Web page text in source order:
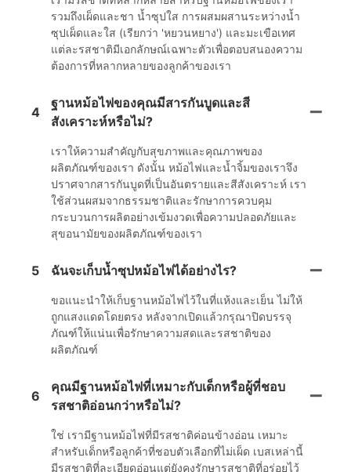
รวมถึงเผ็ดและชา น้ำซุปใส การผสมผสานระหว่างน้ำ
ซุปเผ็ดและใส (เรียกว่า 'หยวนหยาง') และมะเขือเทศ
แต่ละรสชาติมีเอกลักษณ์เฉพาะตัวเพื่อตอบสนองความ
ต้องการที่หลากหลายของลูกค้าของเรา
4
ฐานหม้อไฟของคุณมีสารกันบูดและสี
สังเคราะห์หรือไม่?
เราให้ความสำคัญกับสุขภาพและคุณภาพของ
ผลิตภัณฑ์ของเรา ดังนั้น หม้อไฟและน้ำจิ้มของเราจึง
ปราศจากสารกันบูดที่เป็นอันตรายและสีสังเคราะห์ เรา
ใช้ส่วนผสมจากธรรมชาติและรักษาการควบคุม
กระบวนการผลิตอย่างเข้มงวดเพื่อความปลอดภัยและ
สุขอนามัยของผลิตภัณฑ์ของเรา
5 ฉันจะเก็บน้ำซุปหม้อไฟได้อย่างไร?
ขอแนะนำให้เก็บฐานหม้อไฟไว้ในที่แห้งและเย็น ไม่ให้
ถูกแสงแดดโดยตรง หลังจากเปิดแล้วกรุณาปิดบรรจุ
ภัณฑ์ให้แน่นเพื่อรักษาความสดและรสชาติของ
ผลิตภัณฑ์
6
คุณมีฐานหม้อไฟที่เหมาะกับเด็กหรือผู้ที่ชอบ
รสชาติอ่อนกว่าหรือไม่?
ใช่ เรามีฐานหม้อไฟที่มีรสชาติค่อนข้างอ่อน เหมาะ
สำหรับเด็กหรือลูกค้าที่ชอบตัวเลือกที่ไม่เผ็ด เบสเหล่านี้
มีรสชาติที่ละเอียดอ่อนแต่ยังคงรักษารสชาติที่อร่อยไว้